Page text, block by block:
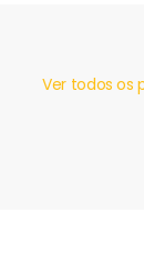
Ver todos os